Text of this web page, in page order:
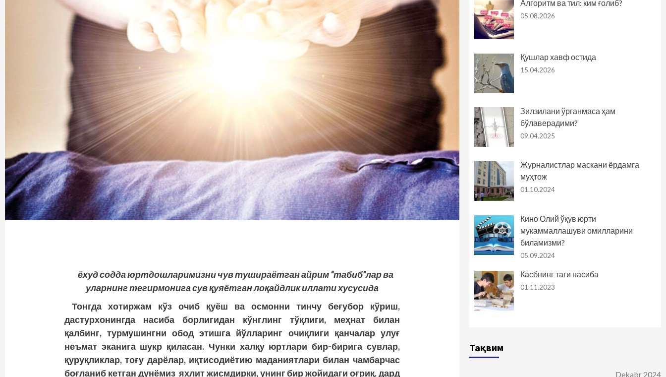
ёхуд содда юртдошларимизни чув тушираётган айрим “табиб”лар ва
уларнингтегирмонига сув қуяётган лоқайдлик иллати хусусида
Тонгда хотиржам кўз очиб қуёш ва осмонни тинчу беғубор кўриш,
дастурхонингда насиба борлигидан кўнглинг тўқлиги, меҳнат билан
қалбинг, турмушингни обод этишга йўлларинг очиқлиги қанчалар улуғ
неъмат эканига шукр қиласан. Чунки халқу юртлари бир-бирига сувлар,
қуруқликлар, тоғу дарёлар, иқтисодиётию маданиятлари билан чамбарчас
боғланиб кетган дун­ёмиз яхлит жисмдирки, унинг бир жойидаги оғриқ, дард
Алгоритм ва тил: ким ғолиб?
05.08.2026
Қушлар хавф остида
15.04.2026
Зилзилани ўрганмаса ҳам
бўлаверадими?
09.04.2025
Журналистлар маскани ёрдамга
муҳтож
01.10.2024
Кино Олий ўқув юрти
мукаммаллашуви омилларини
биламизми?
05.09.2024
Касбнинг таги насиба
01.11.2023
Тақвим
Dekabr 2024